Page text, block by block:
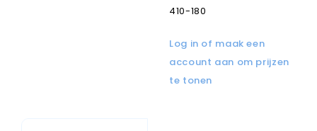
410-180
Log in of maak een
account aan om prijzen
te tonen